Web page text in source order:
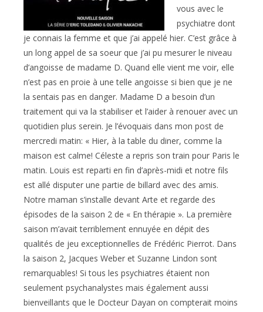
vous avec le
psychiatre dont
je connais la femme et que j’ai appelé hier. C’est grâce à
un long appel de sa soeur que j’ai pu mesurer le niveau
d’angoisse de madame D. Quand elle vient me voir, elle
n’est pas en proie à une telle angoisse si bien que je ne
la sentais pas en danger. Madame D a besoin d’un
traitement qui va la stabiliser et l’aider à renouer avec un
quotidien plus serein. Je l’évoquais dans mon post de
mercredi matin: « Hier, à la table du diner, comme la
maison est calme! Céleste a repris son train pour Paris le
matin. Louis est reparti en fin d’après-midi et notre fils
est allé disputer une partie de billard avec des amis.
Notre maman s’installe devant Arte et regarde des
épisodes de la saison 2 de « En thérapie ». La première
saison m’avait terriblement ennuyée en dépit des
qualités de jeu exceptionnelles de Frédéric Pierrot. Dans
la saison 2, Jacques Weber et Suzanne Lindon sont
remarquables! Si tous les psychiatres étaient non
seulement psychanalystes mais également aussi
bienveillants que le Docteur Dayan on compterait moins